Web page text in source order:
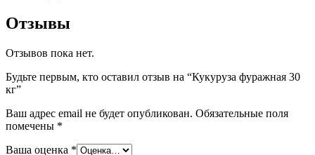
Отзывы
Отзывов пока нет.
Будьте первым, кто оставил отзыв на “Кукуруза фуражная 30
кг”
Ваш адрес email не будет опубликован. Обязательные поля
помечены *
Ваша оценка *